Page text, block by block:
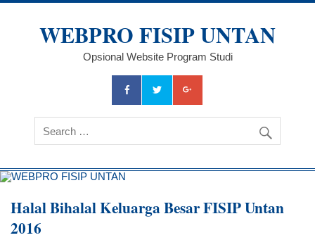
Skip
WEBPRO FISIP UNTAN
Opsional Website Program Studi
Halal Bihalal Keluarga Besar FISIP Untan
2016